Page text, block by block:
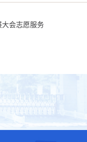
会志愿服务